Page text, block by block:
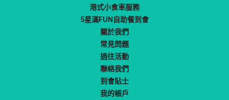
港式小食車服務
5星滿FUN自助餐到會
關於我們
常見問題
過往活動
聯絡我們
到會貼士
我的帳戶